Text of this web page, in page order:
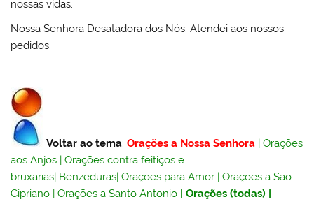
nossas vidas.
Nossa Senhora Desatadora dos Nós. Atendei aos nossos
pedidos.
Voltar ao tema: Orações a Nossa Senhora |Orações
aos Anjos |Orações contra feitiços e
bruxarias| Benzeduras|Orações para Amor |Orações a São
Cipriano |Orações a Santo Antonio |Orações (todas)